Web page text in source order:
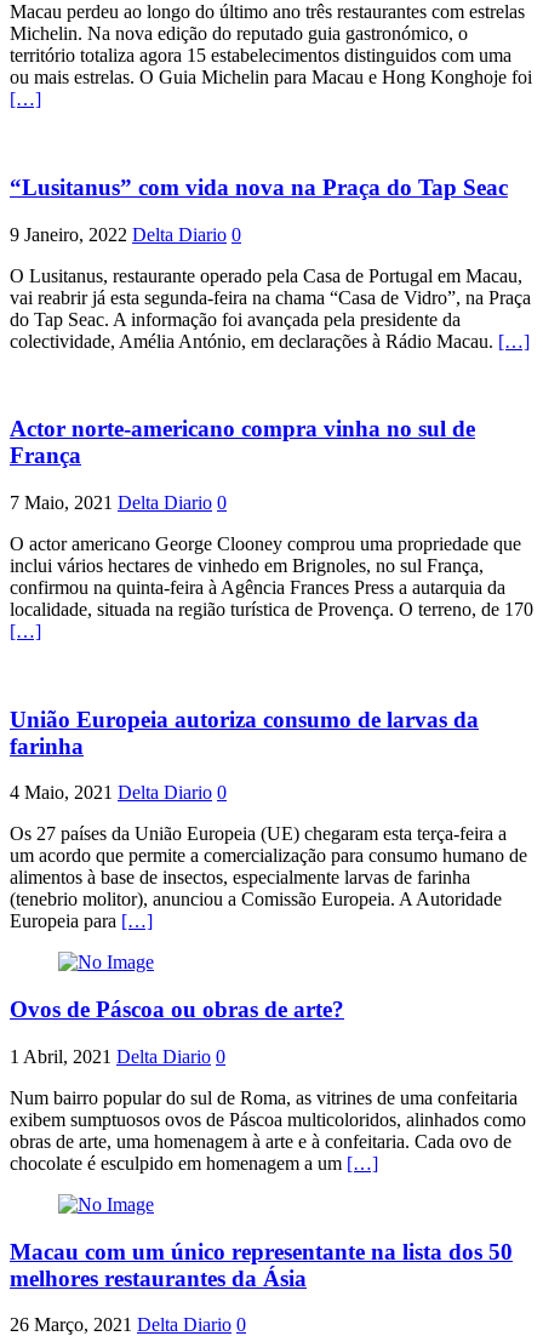
Macau perdeu ao longo do último ano três restaurantes com estrelas
Michelin. Na nova edição do reputado guia gastronómico, o
território totaliza agora 15 estabelecimentos distinguidos com uma
ou mais estrelas. O Guia Michelin para Macau e Hong Konghoje foi
[…]
“Lusitanus” com vida nova na Praça do Tap Seac
9 Janeiro, 2022 Delta Diario 0
O Lusitanus, restaurante operado pela Casa de Portugal em Macau,
vai reabrir já esta segunda-feira na chama “Casa de Vidro”, na Praça
do Tap Seac. A informação foi avançada pela presidente da
colectividade, Amélia António, em declarações à Rádio Macau. […]
Actor norte-americano compra vinha no sul de
França
7 Maio, 2021 Delta Diario 0
O actor americano George Clooney comprou uma propriedade que
inclui vários hectares de vinhedo em Brignoles, no sul França,
confirmou na quinta-feira à Agência Frances Press a autarquia da
localidade, situada na região turística de Provença. O terreno, de 170
[…]
União Europeia autoriza consumo de larvas da
farinha
4 Maio, 2021 Delta Diario 0
Os 27 países da União Europeia (UE) chegaram esta terça-feira a
um acordo que permite a comercialização para consumo humano de
alimentos à base de insectos, especialmente larvas de farinha
(tenebrio molitor), anunciou a Comissão Europeia. A Autoridade
Europeia para […]
Ovos de Páscoa ou obras de arte?
1 Abril, 2021 Delta Diario 0
Num bairro popular do sul de Roma, as vitrines de uma confeitaria
exibem sumptuosos ovos de Páscoa multicoloridos, alinhados como
obras de arte, uma homenagem à arte e à confeitaria. Cada ovo de
chocolate é esculpido em homenagem a um […]
Macau com um único representante na lista dos 50
melhores restaurantes da Ásia
26 Março, 2021 Delta Diario 0